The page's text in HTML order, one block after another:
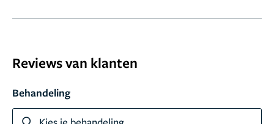
Reviews van klanten
Behandeling